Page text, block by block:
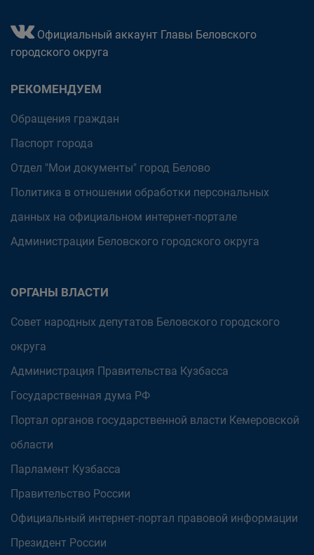
Официальный аккаунт Главы Беловского
городского округа
РЕКОМЕНДУЕМ
Обращения граждан
Паспорт города
Отдел "Мои документы" город Белово
Политика в отношении обработки персональных
данных на официальном интернет-портале
Администрации Беловского городского округа
ОРГАНЫ ВЛАСТИ
Совет народных депутатов Беловского городского
округа
Администрация Правительства Кузбасса
Государственная дума РФ
Портал органов государственной власти Кемеровской
области
Парламент Кузбасса
Правительство России
Официальный интернет-портал правовой информации
Президент России